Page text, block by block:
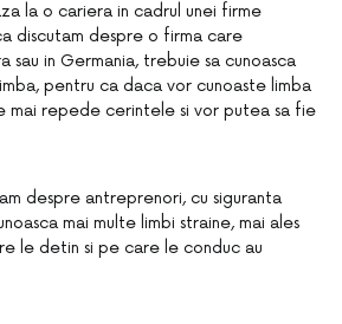
la o cariera in cadrul unei firme
discutam despre o firma care
sau in Germania, trebuie sa cunoasca
pentru ca daca vor cunoaste limba
mai repede cerintele si vor putea sa fie
despre antreprenori, cu siguranta
mai multe limbi straine, mai ales
le detin si pe care le conduc au